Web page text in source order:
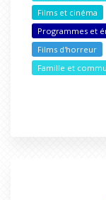
Films et cinéma
Programmes et
Films d'horreur
Famille et